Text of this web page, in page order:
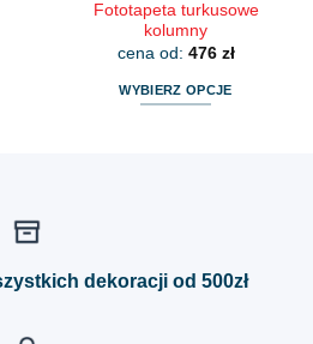
Fototapeta turkusowe
kolumny
cena od: 476 zł
WYBIERZ OPCJE
można
dekoracji od 500zł